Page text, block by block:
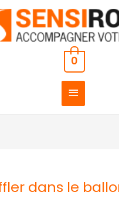
MENU
0
dans le